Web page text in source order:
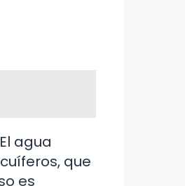
agua
que
es